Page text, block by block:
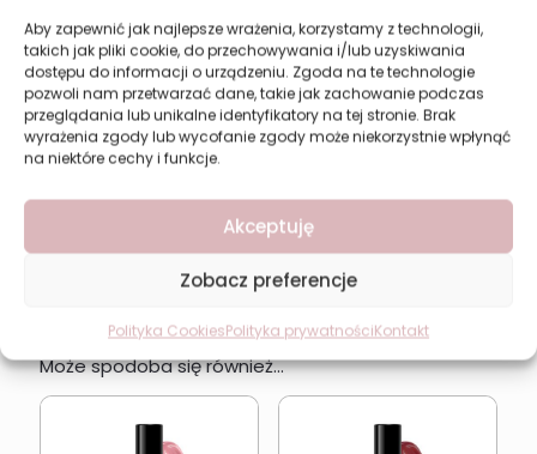
Aby zapewnić jak najlepsze wrażenia, korzystamy z technologii,
takich jak pliki cookie, do przechowywania i/lub uzyskiwania
dostępu do informacji o urządzeniu. Zgoda na te technologie
pozwoli nam przetwarzać dane, takie jak zachowanie podczas
przeglądania lub unikalne identyfikatory na tej stronie. Brak
wyrażenia zgody lub wycofanie zgody może niekorzystnie wpłynąć
na niektóre cechy i funkcje.
Akceptuję
Zobacz preferencje
Polityka CookiesPolityka prywatnościKontakt
Ingredients: Isododecane, Kaolin, Isononyl Isonanoate, Petrolatum,
Isostearyl Isostearate, Mica, Polybuten, Silica Dimethyl Silyate,
Disteardimonium Hectorite, Ethylene/Propylene/Styrene
Copolymer, Dimethicone Crosspolymer, Propylene Carbonate,
Butylene/Ethylene/Styrene Copolymer, Aluminum Hydroxide,
Tocopheryl Acetate, Parfum (Fragrance), Phenoxyethanol, Benzyl
Benzoate, PEG-8, Ethylhexylglycerin, Tocopherol, Hexyl Cinnamal,
BHT, Ascorbyl Palmitate, Ascorbic Acid, Citric Acid, Benzyl Alcohol,
Isoeugenol [+/-] CI 77891, CI 77491, CI 77492, CI 77499, CI 15850, CI
Może spodoba się również…